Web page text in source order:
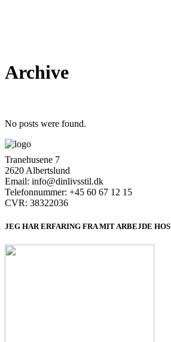
Archive
No posts were found.
Tranehusene 7
2620 Albertslund
Email: info@dinlivsstil.dk
Telefonnummer: +45 60 67 12 15
CVR: 38322036
JEG HAR ERFARING FRA MIT ARBEJDE HOS